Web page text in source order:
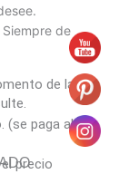
de
de la
(se paga al
precio